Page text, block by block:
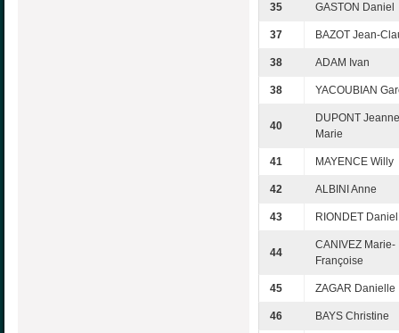
35 GASTON Daniel
37 BAZOT Jean-
38 ADAM Ivan
38 YACOUBIAN
40
DUPONT
Marie
41 MAYENCE Willy
42 ALBINI Anne
43 RIONDET Daniel
44
CANIVEZ Marie-
Françoise
45 ZAGAR Danielle
46 BAYS Christine